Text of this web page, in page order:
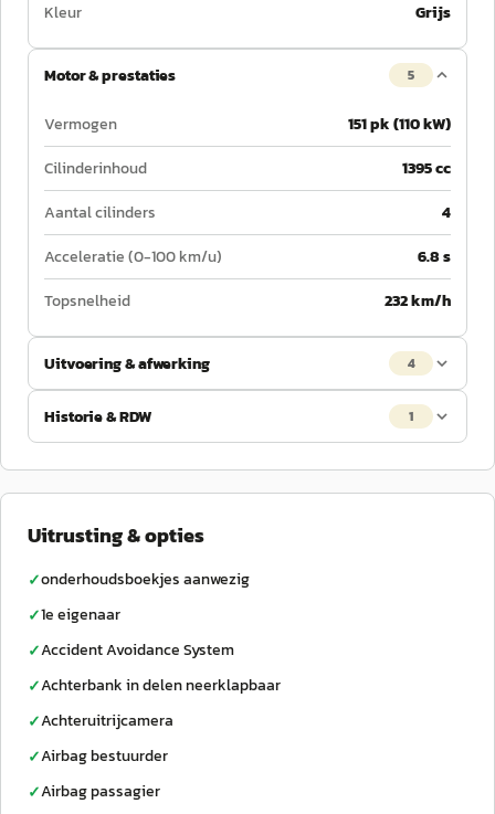
Kleur
Grijs
Motor & prestaties 5
Vermogen
151 pk (110 kW)
Cilinderinhoud
1395 cc
Aantal cilinders
4
Acceleratie (0-100 km/u)
6.8 s
Topsnelheid
232 km/h
Uitvoering & afwerking 4
Historie & RDW 1
Uitrusting & opties
✓onderhoudsboekjes aanwezig
✓1e eigenaar
✓Accident Avoidance System
✓Achterbank in delen neerklapbaar
✓Achteruitrijcamera
✓Airbag bestuurder
✓Airbag passagier